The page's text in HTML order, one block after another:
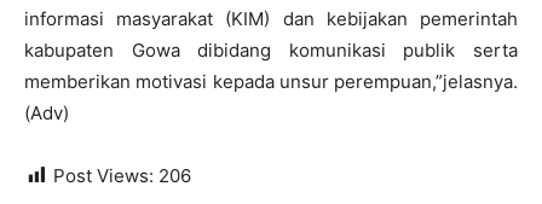
informasi masyarakat (KIM) dan kebijakan pemerintah
kabupaten Gowa dibidang komunikasi publik serta
memberikan motivasi kepada unsur perempuan,”jelasnya.
(Adv)
Post Views: 206